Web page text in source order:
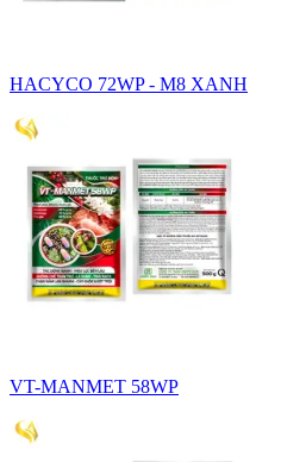
HACYCO 72WP - M8 XANH
VT-MANMET 58WP